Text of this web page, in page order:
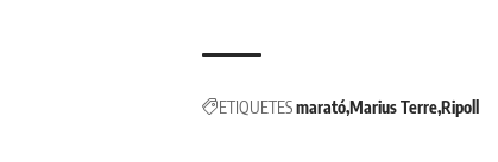
ETIQUETESmaratóMarius TerreRipoll